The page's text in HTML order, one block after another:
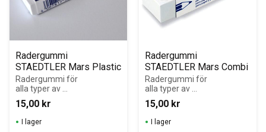
Radergummi
STAEDTLER Mars Plastic
Radergummi för
alla typer av
blyerts av
grafitlinjer på
såväl papper
som på ritfilm.
15,00 kr
I lager
Radergummi
STAEDTLER Mars Combi
Radergummi för
alla typer av
blyerts och
grafitlinjer.
15,00 kr
I lager